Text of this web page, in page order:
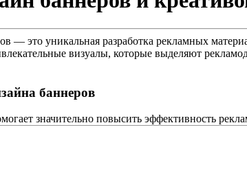
— это уникальная разработка рекламных
визуалы, которые выделяют
баннеров
значительно повысить эффективность